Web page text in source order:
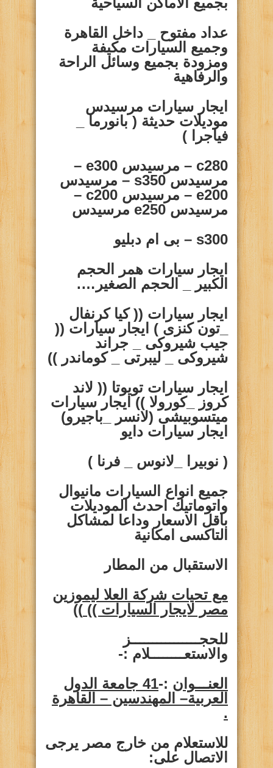
عداد مفتوح _ داخل القاهرة
وجميع السيارات مكيفة
ومزودة بجميع وسائل الراحة
والرفاهية
ايجار سيارات مرسيدس
موديلات حديثة ( بانورما _
فياجرا )
c280 – مرسيدس e300
–
مرسيدس s350 – مرسيدس
e200 – مرسيدس c200
–
مرسيدس e250 مرسيدس
s300 – بى ام دبليو
ايجار سيارات همر الحجم
الكبير _ الحجم الصغير….
ايجار سيارات (( كيا كرنفال
_تون كنزى ) ايجار سيارات ((
جيب شيروكى _ جراند
شيروكى _ ليبرتى _ كوماندر ))
ايجار سيارات تويوتا (( لاند
كروز _كورولا )) ايجار سيارات
ميتسوبيشى (لانسر _باجيرو)
ايجار سيارات دايو
( نوبيرا _لانوس _ فرنا )
جميع انواع السيارات مانيوال
واتوماتيك احدث الموديلات
باقل الاسعار وداعا لمشاكل
التاكسى امكانية
الاستقبال من المطار
مع تحيات شركة العلا ليموزين
مصر لايجار السيارات )) ))
للحجــــــــــــــــز
والاستعــــــــلام :-
العنـــوان :-
41 جامعة الدول
العربية– المهندسين – القاهرة
.
للاستعلام من خارج مصر يرجى
الاتصال على: